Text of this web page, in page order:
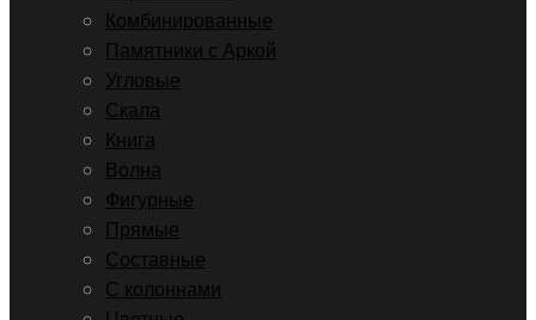
Комбинированные
Памятники с Аркой
Угловые
Скала
Книга
Волна
Фигурные
Прямые
Составные
С колоннами